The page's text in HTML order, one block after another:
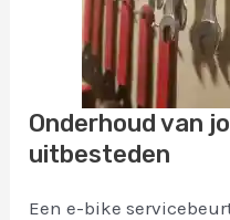
Onderhoud van
uitbesteden
Een e-bike